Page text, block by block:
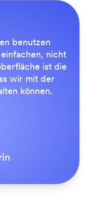
benutzen
nicht
ist die
wir mit der
können.